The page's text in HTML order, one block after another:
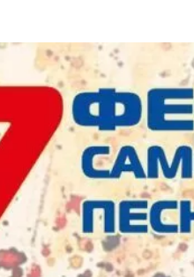
Новости
Что привезти (сувениры)